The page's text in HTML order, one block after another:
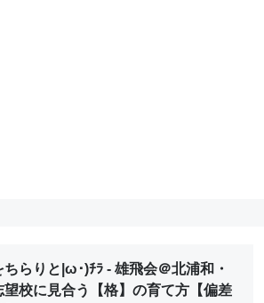
らりと|ω･)ﾁﾗ - 雄飛会＠北浦和・
校に見合う【格】の育て方【偏差